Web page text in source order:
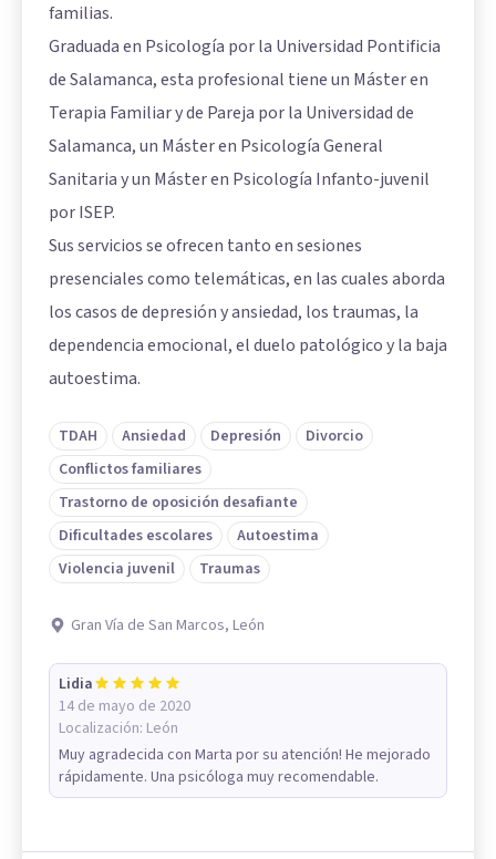
familias.
Graduada en Psicología por la Universidad Pontificia
de Salamanca, esta profesional tiene un Máster en
Terapia Familiar y de Pareja por la Universidad de
Salamanca, un Máster en Psicología General
Sanitaria y un Máster en Psicología Infanto-juvenil
por ISEP.
Sus servicios se ofrecen tanto en sesiones
presenciales como telemáticas, en las cuales aborda
los casos de depresión y ansiedad, los traumas, la
dependencia emocional, el duelo patológico y la baja
autoestima.
TDAH Ansiedad Depresión
Divorcio
Conflictos familiares
Trastorno de oposición desafiante
Dificultades escolares
Autoestima
Violencia juvenil
Traumas
Gran Vía de San Marcos, León
Lidia
14 de mayo de 2020
Localización: León
Muy agradecida con Marta por su atención! He mejorado
rápidamente. Una psicóloga muy recomendable.